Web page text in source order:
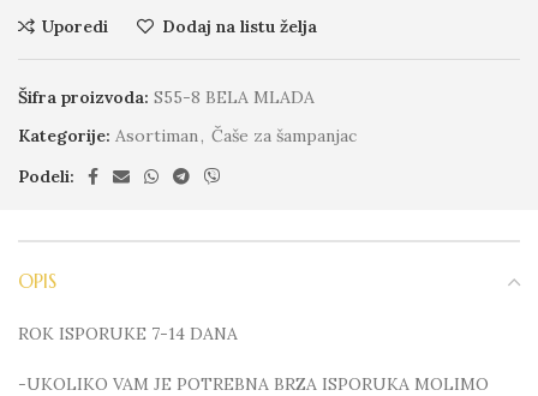
Uporedi Dodaj na listu želja
Šifra proizvoda: S55-8 BELA MLADA
Kategorije: Asortiman, Čaše za šampanjac
Podeli:
OPIS
ROK ISPORUKE 7-14 DANA
-UKOLIKO VAM JE POTREBNA BRZA ISPORUKA MOLIMO